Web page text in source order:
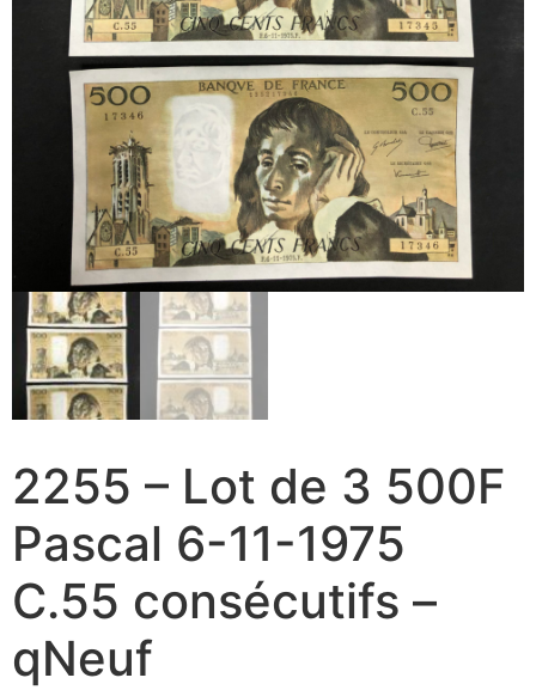
2255 – Lot de 3 500F
Pascal 6-11-1975
C.55 consécutifs –
qNeuf